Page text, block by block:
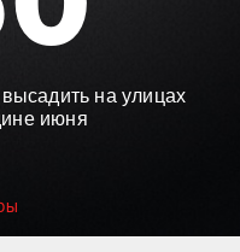
на улицах
июня